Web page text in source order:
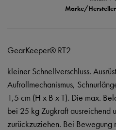
Marke/
GearKeeper® RT2
kleiner Schnellverschluss.
Aufrollmechanismus,
1,5 cm (H x B x T). Die max.
bei 25 kg Zugkraft ausreichend
zurückzuziehen. Bei